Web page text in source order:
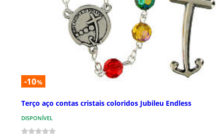
-10%
Terço aço contas cristais coloridos Jubileu Endless
DISPONÍVEL